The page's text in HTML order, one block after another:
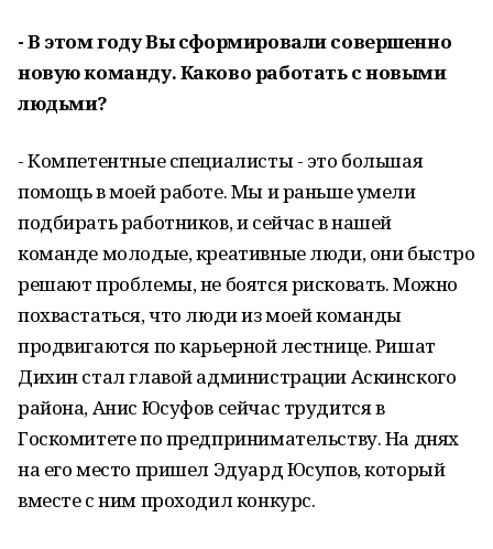
- В этом году Вы сформировали совершенно
новую команду. Каково работать с новыми
людьми?
- Компетентные специалисты - это большая
помощь в моей работе. Мы и раньше умели
подбирать работников, и сейчас в нашей
команде молодые, креативные люди, они быстро
решают проблемы, не боятся рисковать. Можно
похвастаться, что люди из моей команды
продвигаются по карьерной лестнице. Ришат
Дихин стал главой администрации Аскинского
района, Анис Юсуфов сейчас трудится в
Госкомитете по предпринимательству. На днях
на его место пришел Эдуард Юсупов, который
вместе с ним проходил конкурс.